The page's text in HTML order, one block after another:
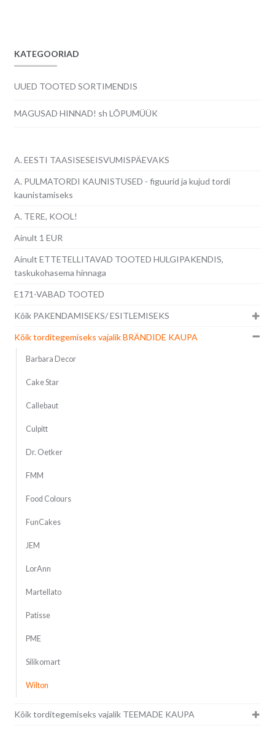
KATEGOORIAD
UUED TOOTED SORTIMENDIS
MAGUSAD HINNAD! sh LÕPUMÜÜK
A. EESTI TAASISESEISVUMISPÄEVAKS
A. PULMATORDI KAUNISTUSED - figuurid ja kujud tordi
kaunistamiseks
A. TERE, KOOL!
Ainult 1 EUR
Ainult ETTETELLITAVAD TOOTED HULGIPAKENDIS,
taskukohasema hinnaga
E171-VABAD TOOTED
Kõik PAKENDAMISEKS/ ESITLEMISEKS
Kõik torditegemiseks vajalik BRÄNDIDE KAUPA
Barbara Decor
Cake Star
Callebaut
Culpitt
Dr. Oetker
FMM
Food Colours
FunCakes
JEM
LorAnn
Martellato
Patisse
PME
Silikomart
Wilton
Kõik torditegemiseks vajalik TEEMADE KAUPA